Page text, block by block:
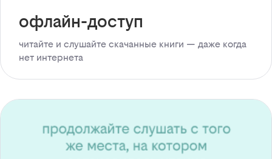
офлайн-доступ
читайте и слушайте скачанные книги — даже когда
нет интернета